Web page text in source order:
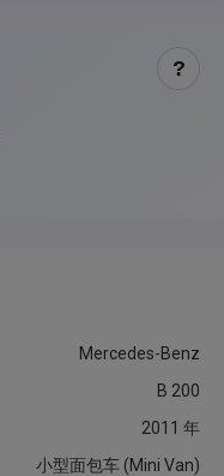
?
Mercedes-Benz
B 200
2011 年
小型面包车 (Mini Van)